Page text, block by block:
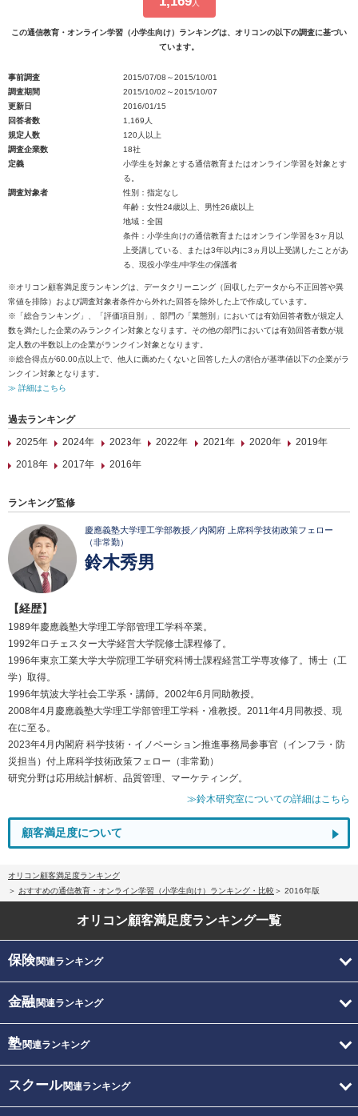
人
この通信教育・オンライン学習（小学生向け）ランキングは、オリコンの以下の調査に基づい
ています。
事前調査
2015/07/08～2015/10/01
調査期間
2015/10/02～2015/10/07
更新日
2016/01/15
回答者数
1,169人
規定人数
120人以上
調査企業数
18社
定義
小学生を対象とする通信教育またはオンライン学習を対象とす
る。
調査対象者
性別：指定なし
年齢：女性24歳以上、男性26歳以上
地域：全国
条件：小学生向けの通信教育またはオンライン学習を3ヶ月以
上受講している、または3年以内に3ヵ月以上受講したことがあ
る、現役小学生/中学生の保護者
※オリコン顧客満足度ランキングは、データクリーニング（回収したデータから不正回答や異
常値を排除）および調査対象者条件から外れた回答を除外した上で作成しています。
※「総合ランキング」、「評価項目別」、部門の「業態別」においては有効回答者数が規定人
数を満たした企業のみランクイン対象となります。その他の部門においては有効回答者数が規
定人数の半数以上の企業がランクイン対象となります。
※総合得点が60.00点以上で、他人に薦めたくないと回答した人の割合が基準値以下の企業がラ
ンクイン対象となります。
≫ 詳細はこちら
過去ランキング
2025年
2024年 2023年 2022年 2021年 2020年
2019年
2018年
2017年 2016年
ランキング監修
慶應義塾大学理工学部教授／内閣府 上席科学技術政策フェロー
（非常勤）
鈴木秀男
【経歴】
1989年慶應義塾大学理工学部管理工学科卒業。
1992年ロチェスター大学経営大学院修士課程修了。
1996年東京工業大学大学院理工学研究科博士課程経営工学専攻修了。博士（工
学）取得。
1996年筑波大学社会工学系・講師。2002年6月同助教授。
2008年4月慶應義塾大学理工学部管理工学科・准教授。2011年4月同教授、現
在に至る。
2023年4月内閣府 科学技術・イノベーション推進事務局参事官（インフラ・防
災担当）付上席科学技術政策フェロー（非常勤）
研究分野は応用統計解析、品質管理、マーケティング。
≫鈴木研究室についての詳細はこちら
顧客満足度について
オリコン顧客満足度ランキング
おすすめの通信教育・オンライン学習（小学生向け）ランキング・比較
2016年版
オリコン顧客満足度ランキング一覧
保険関連ランキング
金融関連ランキング
塾関連ランキング
スクール関連ランキング